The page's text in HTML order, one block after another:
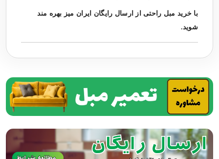
با خریدمبل راحتیاز ارسال رایگان ایران میز بهره مند
شوید.